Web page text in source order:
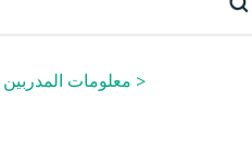
معلومات المدربين